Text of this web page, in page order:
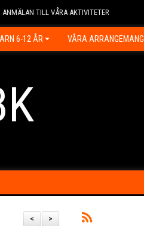
ANMÄLAN TILL VÅRA AKTIVITETER
6-12 ÅR VÅRA ARRANGEMANG
>
<